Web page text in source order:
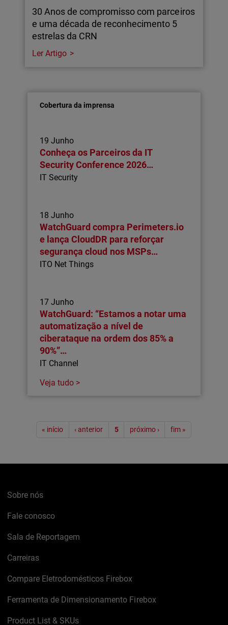
30 Anos de compromisso com parceiros
e uma década de reconhecimento 5
estrelas da CRN
Ler Artigo
Cobertura da imprensa
19 Junho
Conheça os Parceiros da IT
Security Conference 2026…
IT Security
18 Junho
WatchGuard compra Perimeters.io
e lança CloudDR para reforçar
segurança cloud nos MSPs…
ITO Net Things
17 Junho
WatchGuard: “Estamos a notar uma
automatização a nível de
ciberataque na ordem dos 85% a
90%”…
IT Channel
Veja tudo >
Paginação
« início ‹ anterior 5 próximo › fim »
Sobre nós
Fale conosco
Sala de Reportagem
Carreiras
Compare Eletrodomésticos Firebox
Ferramenta de Dimensionamento Firebox
Product List & SKUs